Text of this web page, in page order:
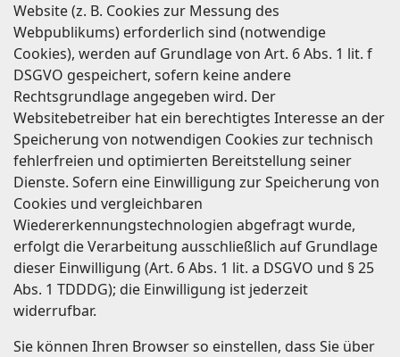
Website (z. B. Cookies zur Messung des
Webpublikums) erforderlich sind (notwendige
Cookies), werden auf Grundlage von Art. 6 Abs. 1 lit. f
DSGVO gespeichert, sofern keine andere
Rechtsgrundlage angegeben wird. Der
Websitebetreiber hat ein berechtigtes Interesse an der
Speicherung von notwendigen Cookies zur technisch
fehlerfreien und optimierten Bereitstellung seiner
Dienste. Sofern eine Einwilligung zur Speicherung von
Cookies und vergleichbaren
Wiedererkennungstechnologien abgefragt wurde,
erfolgt die Verarbeitung ausschließlich auf Grundlage
dieser Einwilligung (Art. 6 Abs. 1 lit. a DSGVO und § 25
Abs. 1 TDDDG); die Einwilligung ist jederzeit
widerrufbar.
Sie können Ihren Browser so einstellen, dass Sie über